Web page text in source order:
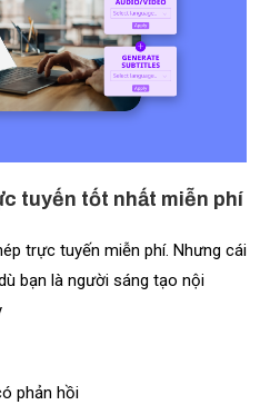
tuyến tốt nhất miễn phí
trực tuyến miễn phí. Nhưng cái
bạn là người sáng tạo nội
phản hồi